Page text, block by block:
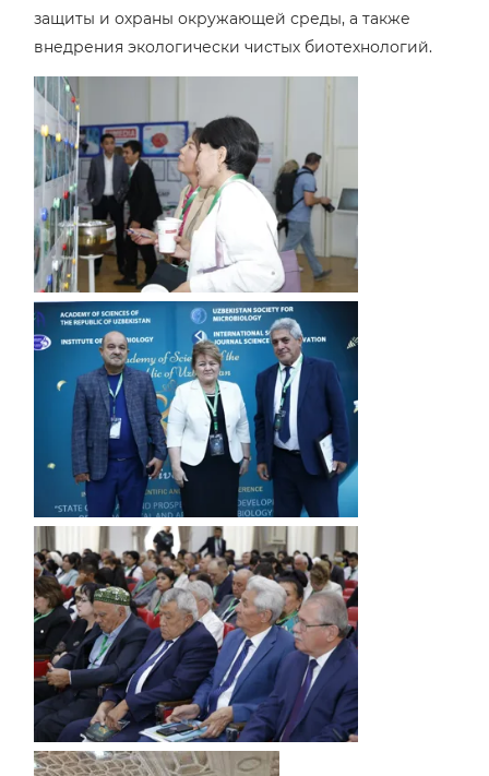
защиты и охраны окружающей среды, а также
внедрения экологически чистых биотехнологий.